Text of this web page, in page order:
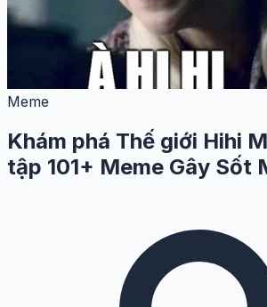
Meme
Khám phá Thế giới Hihi
tập 101+ Meme Gây Sốt